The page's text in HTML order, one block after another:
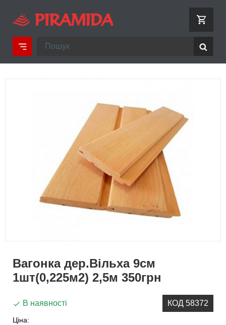
Вагонка дер.Вільха 9см
1шт(0,225м2) 2,5м 350грн
В наявності КОД 58372
Ціна: